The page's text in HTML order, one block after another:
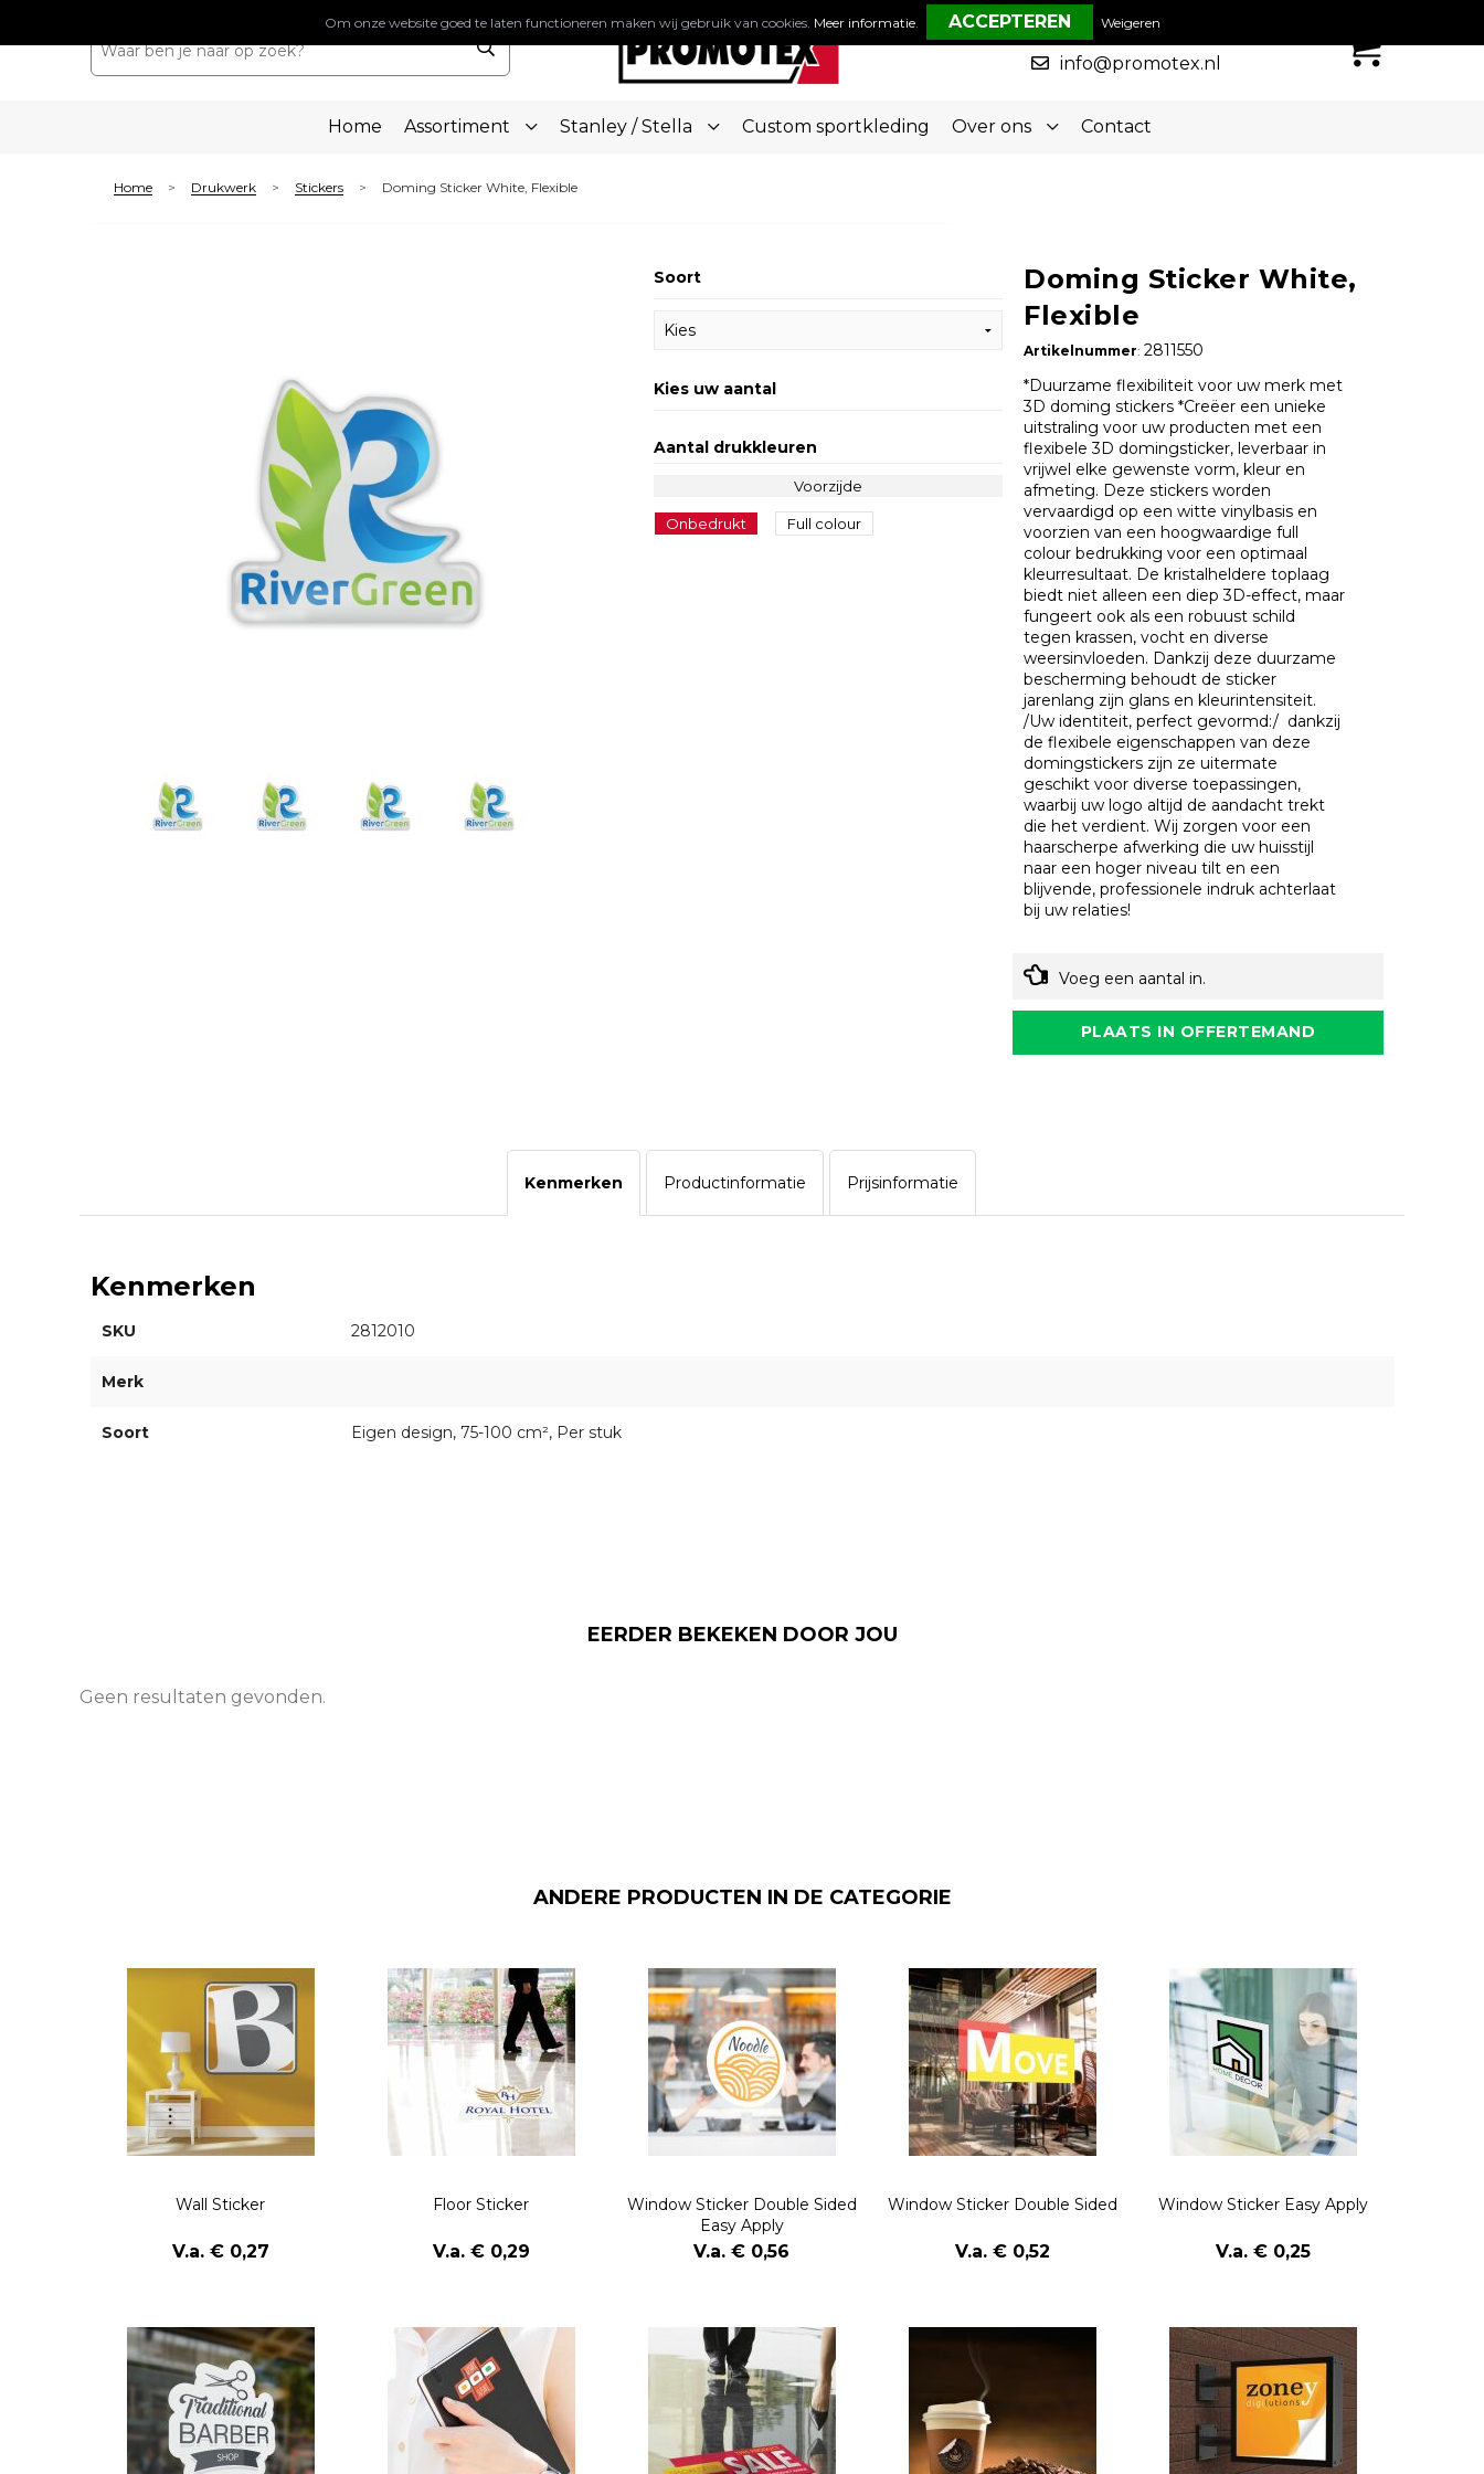
050-5773636
info@promotex.nl
Home Assortiment Stanley / Stella Custom sportkleding Over ons Contact
Home > Drukwerk > Stickers > Doming Sticker White, Flexible
Soort
Kies uw aantal
Aantal drukkleuren
Voorzijde
Onbedrukt Full colour
Doming Sticker White,
Flexible
Artikelnummer: 2811550
*Duurzame flexibiliteit voor uw merk met
3D doming stickers *Creëer een unieke
uitstraling voor uw producten met een
flexibele 3D domingsticker, leverbaar in
vrijwel elke gewenste vorm, kleur en
afmeting. Deze stickers worden
vervaardigd op een witte vinylbasis en
voorzien van een hoogwaardige full
colour bedrukking voor een optimaal
kleurresultaat. De kristalheldere toplaag
biedt niet alleen een diep 3D-effect, maar
fungeert ook als een robuust schild
tegen krassen, vocht en diverse
weersinvloeden. Dankzij deze duurzame
bescherming behoudt de sticker
jarenlang zijn glans en kleurintensiteit.
/Uw identiteit, perfect gevormd:/ dankzij
de flexibele eigenschappen van deze
domingstickers zijn ze uitermate
geschikt voor diverse toepassingen,
waarbij uw logo altijd de aandacht trekt
die het verdient. Wij zorgen voor een
haarscherpe afwerking die uw huisstijl
naar een hoger niveau tilt en een
blijvende, professionele indruk achterlaat
bij uw relaties!​
Voeg een aantal in.
PLAATS IN OFFERTEMAND
Kenmerken Productinformatie Prijsinformatie
Kenmerken
SKU 2812010
Merk
Soort Eigen design, 75-100 cm², Per stuk
EERDER BEKEKEN DOOR JOU
Geen resultaten gevonden.
ANDERE PRODUCTEN IN DE CATEGORIE
Wall Sticker
V.a. € 0,27
Floor Sticker
V.a. € 0,29
Window Sticker Double Sided
Easy Apply
V.a. € 0,56
Window Sticker Double Sided
V.a. € 0,52
Window Sticker Easy Apply
V.a. € 0,25
Om onze website goed te laten functioneren maken wij gebruik van cookies. Meer informatie. Weigeren